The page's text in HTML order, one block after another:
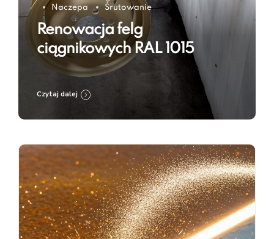
Naczepa
Śrutowanie
Renowacja felg
ciągnikowych RAL 1015
Czytaj dalej